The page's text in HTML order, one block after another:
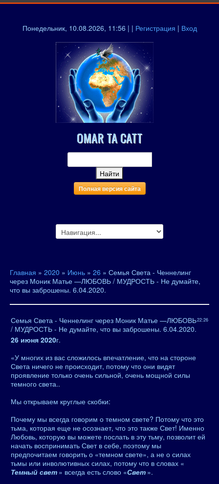
Понедельник, 10.08.2026, 11:56 | | Регистрация | Вход
OMAR TA CATT
Полная версия сайта
Главная » 2020 » Июнь » 26 » Семья Света - Ченнелинг
через Моник Матье —ЛЮБОВЬ / МУДРОСТЬ - Не думайте,
что вы заброшены. 6.04.2020.
22:26
Семья Света - Ченнелинг через Моник Матье —ЛЮБОВЬ
/ МУДРОСТЬ - Не думайте, что вы заброшены. 6.04.2020.
26 июня 2020г.
«У многих из вас сложилось впечатление, что на стороне
Света ничего не происходит, потому что они видят
проявление только очень сильной, очень мощной силы
темного света..
Мы открываем круглые скобки:
Почему мы всегда говорим о темном свете? Потому что это
тьма, которая еще не осознает, что это также Свет! Именно
Любовь, которую вы можете послать в эту тьму, позволит ей
начать воспринимать Свет в себе, поэтому мы
предпочитаем говорить о «темном свете», а не о силах
тьмы или инволютивных силах, потому что в словах «
Темный свет » всегда есть слово «Свет ».